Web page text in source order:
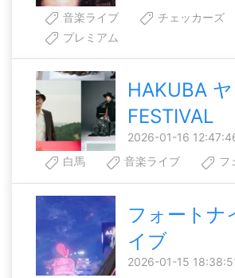
音楽ライブ
チェッカーズ
プレミアム
HAKUBA ヤ
FESTIVAL
2026-01-16
白馬
音楽ライブ フ
フォートナ
イブ
2026-01-15